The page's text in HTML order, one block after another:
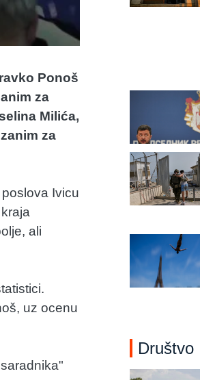
Ponoš
za
Milića,
za
Ivicu
ali
uz ocenu
Društvo